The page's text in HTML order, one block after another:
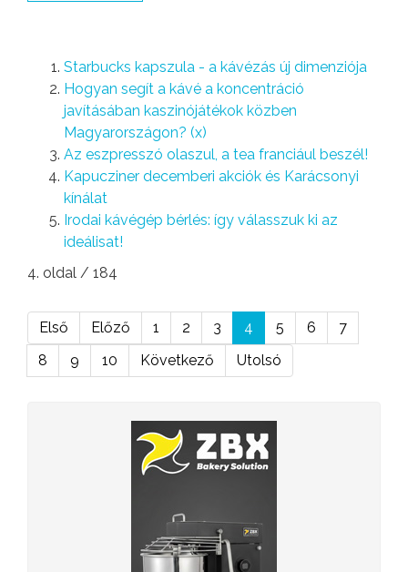
Starbucks kapszula - a kávézás új dimenziója
Hogyan segít a kávé a koncentráció
javításában kaszinójátékok közben
Magyarországon? (x)
Az eszpresszó olaszul, a tea franciául beszél!
Kapucziner decemberi akciók és Karácsonyi
kínálat
Irodai kávégép bérlés: így válasszuk ki az
ideálisat!
4. oldal / 184
Első Előző 1 2 3 4 5 6
7
8
9 10 Következő Utolsó